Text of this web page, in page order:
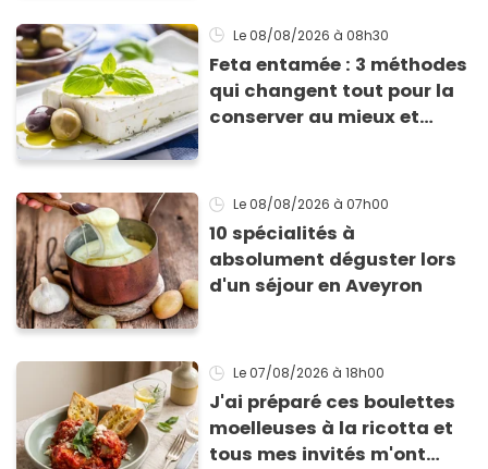
Le 08/08/2026 à 08h30
Feta entamée : 3 méthodes
qui changent tout pour la
conserver au mieux et
Le 08/08/2026 à 07h00
10 spécialités à
absolument déguster lors
d'un séjour en Aveyron
Le 07/08/2026 à 18h00
J'ai préparé ces boulettes
moelleuses à la ricotta et
tous mes invités m'ont